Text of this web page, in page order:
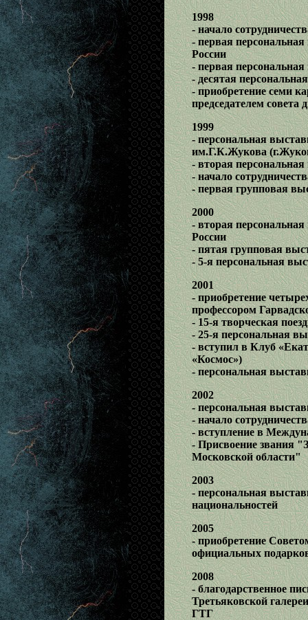
1998
- начало
- первая
России
- первая
- десятая
- приобретение семи
председателем совета
1999
- персональная
им.Г.К.Жукова
- вторая
- начало
- первая групповая
2000
- вторая
России
- пятая групповая
- 5-я персональная
2001
- приобретение
профессором
- 15-я творческая
- 25-я персональная
- вступил в Клуб
«Космос»)
- персональная
2002
- персональная
- начало
- вступление в
- Присвоение звания
Московской области"
2003
- персональная
национальностей
2005
- приобретение
официальных
2008
- благодарственное
Третьяковской
ГТГ